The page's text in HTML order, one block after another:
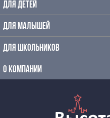
ДЛЯ ДЕТЕЙ
ДЛЯ МАЛЫШЕЙ
ДЛЯ ШКОЛЬНИКОВ
О КОМПАНИИ